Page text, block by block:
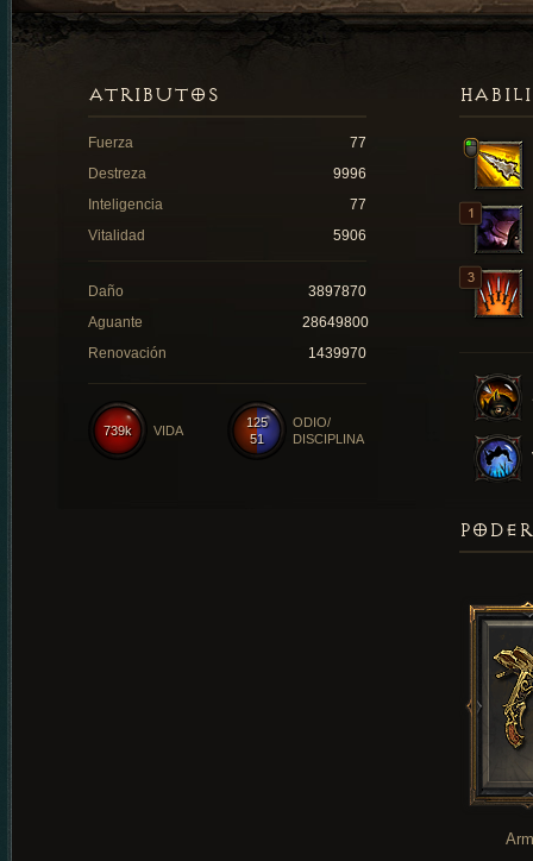
ATRIBUTOS
Fuerza
77
Destreza
9996
Inteligencia
77
Vitalidad
5906
Daño
3897870
Aguante
28649800
Renovación
1439970
125
51
ODIO/
DISCIPLINA
739k VIDA